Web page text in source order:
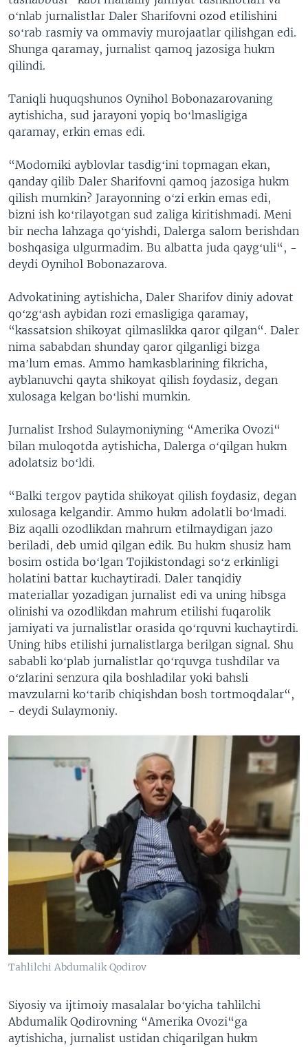
oʻnlab jurnalistlar Daler Sharifovni ozod etilishini
soʻrab rasmiy va ommaviy murojaatlar qilishgan edi.
Shunga qaramay, jurnalist qamoq jazosiga hukm
qilindi.
Taniqli huquqshunos Oynihol Bobonazarovaning
aytishicha, sud jarayoni yopiq boʻlmasligiga
qaramay, erkin emas edi.
“Modomiki ayblovlar tasdigʻini topmagan ekan,
qanday qilib Daler Sharifovni qamoq jazosiga hukm
qilish mumkin? Jarayonning oʻzi erkin emas edi,
bizni ish koʻrilayotgan sud zaliga kiritishmadi. Meni
bir necha lahzaga qoʻyishdi, Dalerga salom berishdan
boshqasiga ulgurmadim. Bu albatta juda qaygʻuli“, -
deydi Oynihol Bobonazarova.
Advokatining aytishicha, Daler Sharifov diniy adovat
qoʻzgʻash aybidan rozi emasligiga qaramay,
“kassatsion shikoyat qilmaslikka qaror qilgan“. Daler
nima sababdan shunday qaror qilganligi bizga
maʼlum emas. Ammo hamkasblarining fikricha,
ayblanuvchi qayta shikoyat qilish foydasiz, degan
xulosaga kelgan boʻlishi mumkin.
Jurnalist Irshod Sulaymoniyning “Amerika Ovozi“
bilan muloqotda aytishicha, Dalerga oʻqilgan hukm
adolatsiz boʻldi.
“Balki tergov paytida shikoyat qilish foydasiz, degan
xulosaga kelgandir. Ammo hukm adolatli boʻlmadi.
Biz aqalli ozodlikdan mahrum etilmaydigan jazo
beriladi, deb umid qilgan edik. Bu hukm shusiz ham
bosim ostida boʻlgan Tojikistondagi soʻz erkinligi
holatini battar kuchaytiradi. Daler tanqidiy
materiallar yozadigan jurnalist edi va uning hibsga
olinishi va ozodlikdan mahrum etilishi fuqarolik
jamiyati va jurnalistlar orasida qoʻrquvni kuchaytirdi.
Uning hibs etilishi jurnalistlarga berilgan signal. Shu
sababli koʻplab jurnalistlar qoʻrquvga tushdilar va
oʻzlarini senzura qila boshladilar yoki bahsli
mavzularni koʻtarib chiqishdan bosh tortmoqdalar“,
- deydi Sulaymoniy.
Tahlilchi Abdumalik Qodirov
Siyosiy va ijtimoiy masalalar boʻyicha tahlilchi
Abdumalik Qodirovning “Amerika Ovozi“ga
aytishicha, jurnalist ustidan chiqarilgan hukm